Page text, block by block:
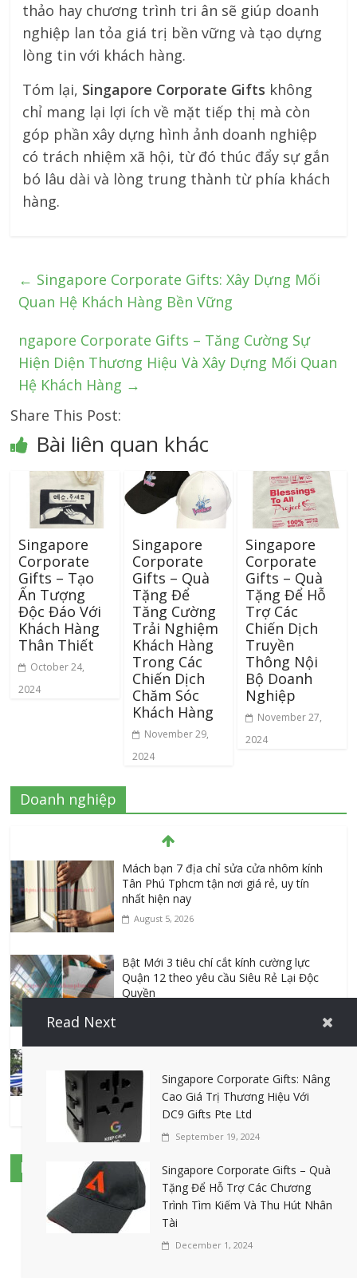
thảo hay chương trình tri ân sẽ giúp doanh
nghiệp lan tỏa giá trị bền vững và tạo dựng
lòng tin với khách hàng.
Tóm lại, Singapore Corporate Gifts không
chỉ mang lại lợi ích về mặt tiếp thị mà còn
góp phần xây dựng hình ảnh doanh nghiệp
có trách nhiệm xã hội, từ đó thúc đẩy sự gắn
bó lâu dài và lòng trung thành từ phía khách
hàng.
← Singapore Corporate Gifts: Xây Dựng Mối
Quan Hệ Khách Hàng Bền Vững
ngapore Corporate Gifts – Tăng Cường Sự
Hiện Diện Thương Hiệu Và Xây Dựng Mối Quan
Hệ Khách Hàng →
Share This Post:
Bài liên quan khác
Singapore
Corporate
Gifts – Tạo
Ấn Tượng
Độc Đáo Với
Khách Hàng
Thân Thiết
October 24,
2024
Singapore
Corporate
Gifts – Quà
Tặng Để
Tăng Cường
Trải Nghiệm
Khách Hàng
Trong Các
Chiến Dịch
Chăm Sóc
Khách Hàng
November 29,
2024
Singapore
Corporate
Gifts – Quà
Tặng Để Hỗ
Trợ Các
Chiến Dịch
Truyền
Thông Nội
Bộ Doanh
Nghiệp
November 27,
2024
Doanh nghiệp
Mách bạn 7 địa chỉ sửa cửa nhôm kính
Tân Phú Tphcm tận nơi giá rẻ, uy tín
nhất hiện nay
August 5, 2026
Bật Mới 3 tiêu chí cắt kính cường lực
Quận 12 theo yêu cầu Siêu Rẻ Lại Độc
Quyền
trường siêu bền được các trường sử
dụng nhiều nhất
July 20, 2026
giá sỉ tại Tphcm uy tín được đánh giá
High
July 16, 2026
Cập nhật mới nhất: Vở học sinh 96 trang
Nổi Bật Về Suối Cá Thần
Read Next
Singapore Corporate Gifts: Nâng
Cao Giá Trị Thương Hiệu Với
DC9 Gifts Pte Ltd
September 19, 2024
Singapore Corporate Gifts – Quà
Tặng Để Hỗ Trợ Các Chương
Trình Tìm Kiếm Và Thu Hút Nhân
Tài
December 1, 2024